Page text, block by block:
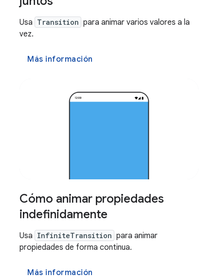
Usa Transition para animar varios valores a la
vez.
Más información
Cómo animar propiedades
indefinidamente
Usa InfiniteTransition para animar
propiedades de forma continua.
Más información